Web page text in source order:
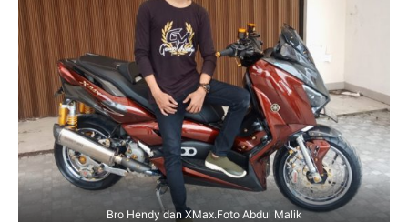
Bro Hendy dan XMax.Foto Abdul Malik